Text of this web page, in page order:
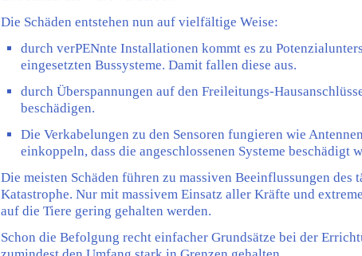
Die Schäden entstehen nun auf vielfältige Weise:
durch verPENnte Installationen kommt es zu
eingesetzten Bussysteme. Damit fallen diese aus.
durch Überspannungen auf den Freileitungs-
beschädigen.
Die Verkabelungen zu den Sensoren fungieren wie
einkoppeln, dass die angeschlossenen Systeme beschädigt
Die meisten Schäden führen zu massiven Beeinflussungen
Katastrophe. Nur mit massivem Einsatz aller Kräfte und
auf die Tiere gering gehalten werden.
Schon die Befolgung recht einfacher Grundsätze bei der